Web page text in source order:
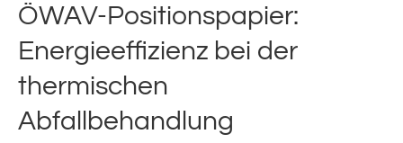
ÖWAV-Positionspapier:
Energieeffizienz bei der
thermischen
Abfallbehandlung